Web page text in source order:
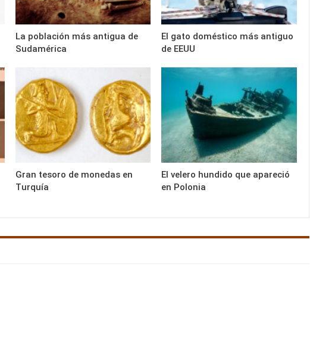
La población más antigua de
Sudamérica
El gato doméstico más antiguo
de EEUU
Gran tesoro de monedas en
Turquía
El velero hundido que apareció
en Polonia